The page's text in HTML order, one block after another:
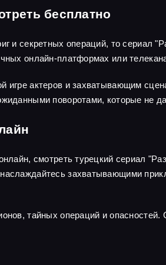
бесплатно
и секретных операций, то
онлайн-платформах или
игре актеров и захватывающим
поворотами, которые не
смотреть турецкий сериал
захватывающими
тайных операций и